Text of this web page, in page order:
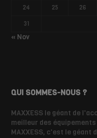
24
25 26
31
« Nov
QUI SOMMES-NOUS ?
MAXXESS le géant de
meilleur des
MAXXESS, c'est le géant